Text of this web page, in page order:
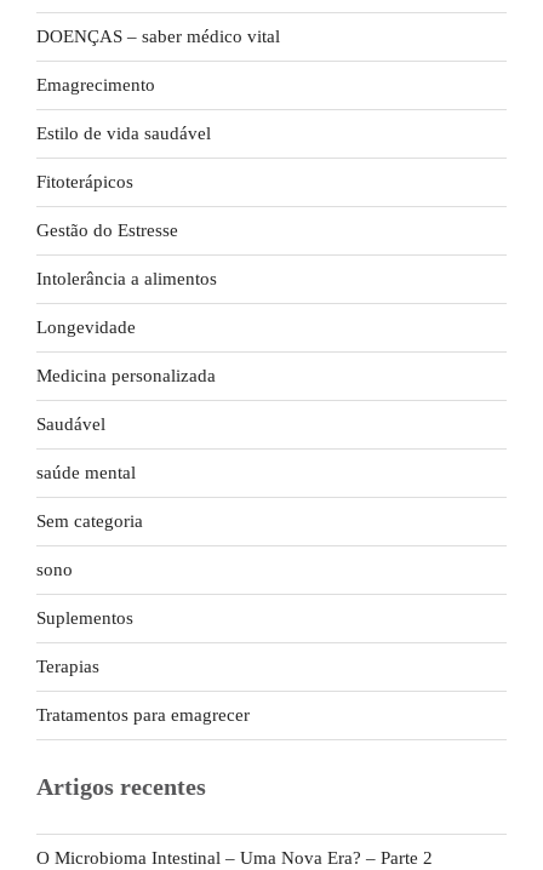
DOENÇAS – saber médico vital
Emagrecimento
Estilo de vida saudável
Fitoterápicos
Gestão do Estresse
Intolerância a alimentos
Longevidade
Medicina personalizada
Saudável
saúde mental
Sem categoria
sono
Suplementos
Terapias
Tratamentos para emagrecer
Artigos recentes
O Microbioma Intestinal – Uma Nova Era? – Parte 2